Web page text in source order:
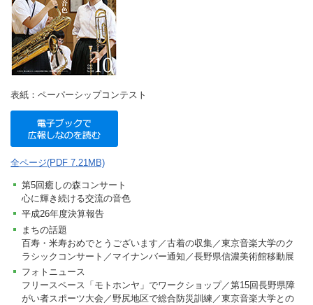
表紙：ペーパーシップコンテスト
全ページ(PDF 7.21MB)
第5回癒しの森コンサート
心に輝き続ける交流の音色
平成26年度決算報告
まちの話題
百寿・米寿おめでとうございます／古着の収集／東京音楽大学のク
ラシックコンサート／マイナンバー通知／長野県信濃美術館移動展
フォトニュース
フリースペース「モトホンヤ」でワークショップ／第15回長野県障
がい者スポーツ大会／野尻地区で総合防災訓練／東京音楽大学との